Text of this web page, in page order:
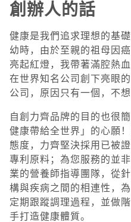
創辦人的話
健康是我們追求理想的基
幼時，由於至親的祖母因
亮起紅燈，我帶著滿腔熱
在世界知名公司創下亮眼
公司，原因只有一個，不
自創力齊品牌的目的也很
健康帶給全世界」的心願
態度，力齊堅決採用已被
專利原料；為您服務的並
業的營養師指導團隊，從
構與疾病之間的相連性，
定期跟蹤調理過程，並做
手打造健康體質。